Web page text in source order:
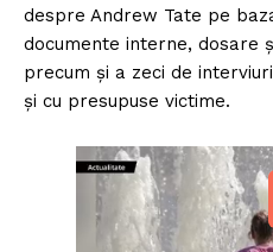
despre Andrew Tate pe
documente interne, dosare
precum și a zeci de
și cu presupuse victime.